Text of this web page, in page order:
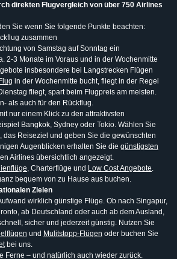
direkten Flugvergleich von über 750 Airlines
Sie wenn Sie folgende Punkte beachten:
zusammen
von Samstag auf Sonntag ein
2-3 Monate im Voraus und in der Wochenmitte
insbesondere bei Langstrecken Flügen
in der Wochenmitte bucht, fliegt in der Regel
fliegt, spart beim Flugpreis am meisten.
als auch für den Rückflug.
nur einem Klick zu den attraktivsten
Bangkok, Sydney oder Tokio. Wählen Sie
das Reiseziel und geben Sie die gewünschten
Augenblicken erhalten Sie die günstigsten
Airlines übersichtlich angezeigt.
, Charterflüge und Low Cost Angebote.
bequem von zu Hause aus buchen.
Zielen
wirklich günstige Flüge. Ob nach Singapur,
ab Deutschland oder auch ab dem Ausland,
sicher und jederzeit günstig. Nutzen Sie
und Mulitstopp-Flügen oder buchen Sie
bei uns.
Ferne – und natürlich auch wieder zurück.